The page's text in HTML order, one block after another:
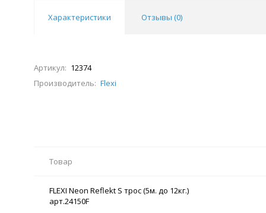
Характеристики Отзывы (0)
Артикул: 12374
Производитель: Flexi
Товар
FLEXI Neon Reflekt S трос (5м. до 12кг.)
арт.24150F